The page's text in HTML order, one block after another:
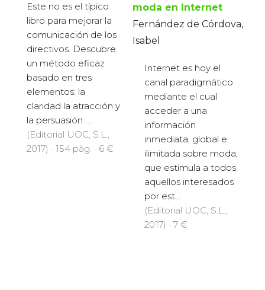
Este no es el típico
libro para mejorar la
comunicación de los
directivos. Descubre
un método eficaz
basado en tres
elementos: la
claridad la atracción y
la persuasión. ...
(Editorial UOC, S.L.,
2017) · 154 pàg. · 6 €
moda en Internet
Fernández de Córdova,
Isabel
Internet es hoy el
canal paradigmático
mediante el cual
acceder a una
información
inmediata, global e
ilimitada sobre moda,
que estimula a todos
aquellos interesados
por est...
(Editorial UOC, S.L.,
2017) · 7 €